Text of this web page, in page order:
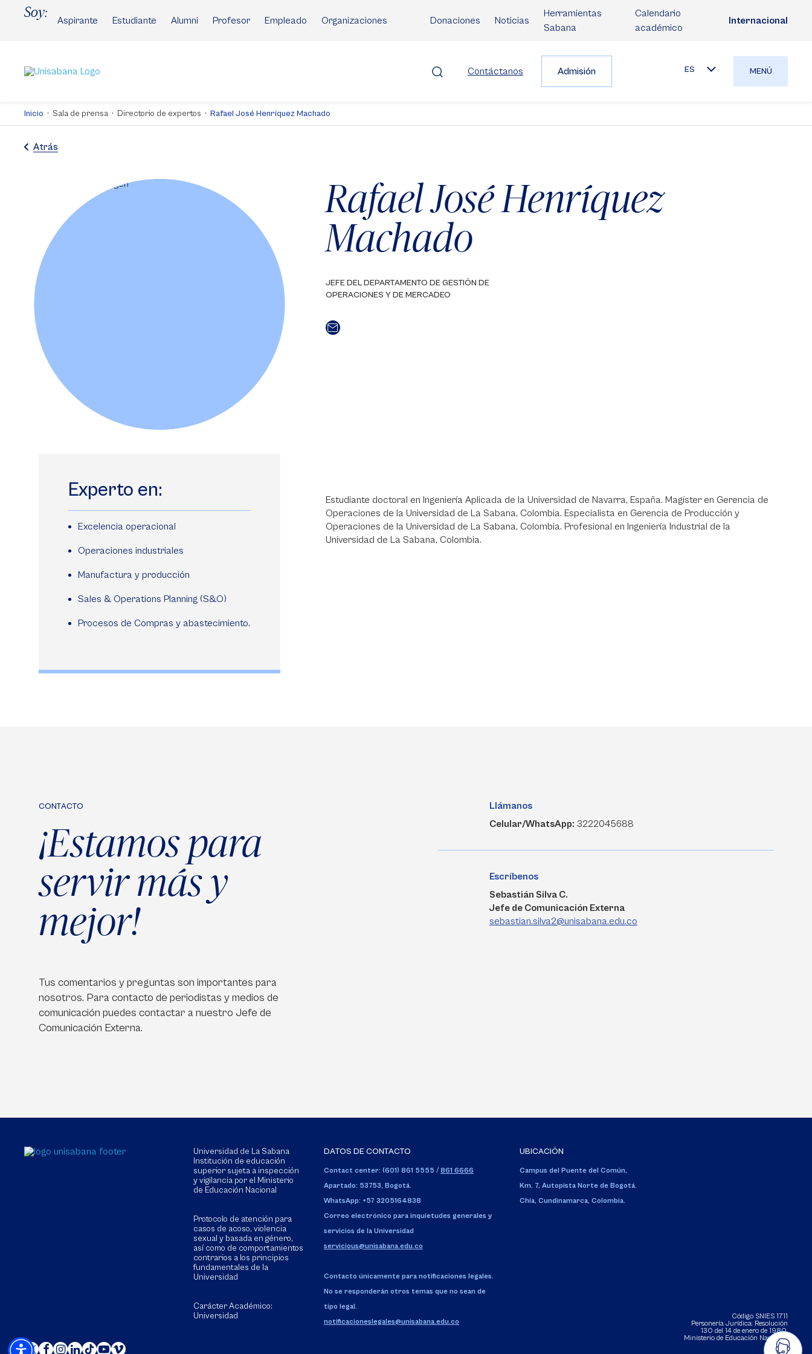
Soy:
Aspirante Estudiante Alumni Profesor Empleado Organizaciones Donaciones Noticias
Herramientas
Sabana
Calendario
académico
Internacional
Contáctanos Admisión ES MENÚ
Inicio Sala de prensa Directorio de expertos Rafael José Henríquez Machado
Atrás
Rafael José Henríquez
Machado
JEFE DEL DEPARTAMENTO DE GESTIÓN DE
OPERACIONES Y DE MERCADEO
Experto en:
Excelencia operacional
Operaciones industriales
Manufactura y producción
Sales & Operations Planning (S&O)
Procesos de Compras y abastecimiento.
Estudiante doctoral en Ingeniería Aplicada de la Universidad de Navarra, España. Magíster en Gerencia de
Operaciones de la Universidad de La Sabana, Colombia. Especialista en Gerencia de Producción y
Operaciones de la Universidad de La Sabana, Colombia. Profesional en Ingeniería Industrial de la
Universidad de La Sabana, Colombia.
CONTACTO
¡Estamos para
servir más y
mejor!
Tus comentarios y preguntas son importantes para
nosotros. Para contacto de periodistas y medios de
comunicación puedes contactar a nuestro Jefe de
Comunicación Externa.
Llámanos
Celular/WhatsApp: 3222045688
Escríbenos
Sebastián Silva C.
Jefe de Comunicación Externa
sebastian.silva2@unisabana.edu.co
Universidad de La Sabana
Institución de educación
superior sujeta a inspección
y vigilancia por el Ministerio
de Educación Nacional
Protocolo de atención para
casos de acoso, violencia
sexual y basada en género,
así como de comportamientos
contrarios a los principios
fundamentales de la
Universidad
Carácter Académico:
Universidad
DATOS DE CONTACTO
Contact center: (601) 861 5555 / 861 6666
Apartado: 53753, Bogotá.
WhatsApp: +57 3205164838
Correo electrónico para inquietudes generales y
servicios de la Universidad
servicious@unisabana.edu.co
Contacto únicamente para notificaciones legales.
No se responderán otros temas que no sean de
tipo legal.
notificacioneslegales@unisabana.edu.co
UBICACIÓN
Campus del Puente del Común,
Km. 7, Autopista Norte de Bogotá.
Chía, Cundinamarca, Colombia.
Código SNIES 1711
Personería Jurídica: Resolución
130 del 14 de enero de 1980.
Ministerio de Educación Nacional.